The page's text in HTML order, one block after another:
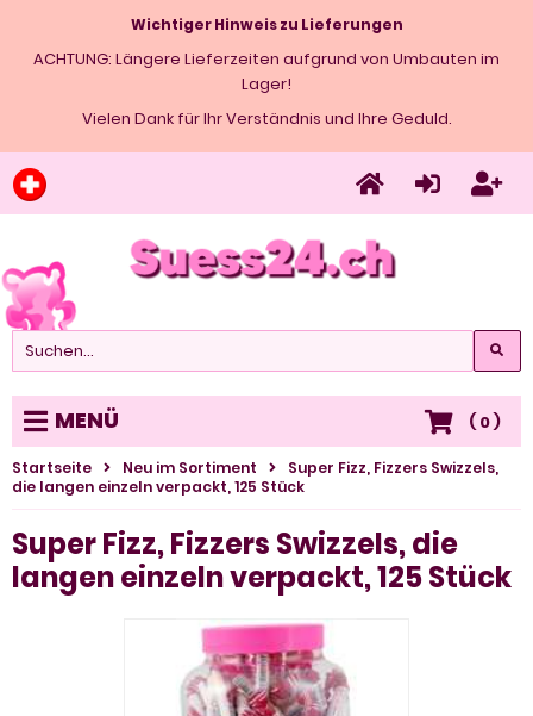
Wichtiger Hinweis zu Lieferungen
ACHTUNG: Längere Lieferzeiten aufgrund von Umbauten im
Lager!
Vielen Dank für Ihr Verständnis und Ihre Geduld.
MENÜ ( 0)
Startseite Neu im Sortiment
Super Fizz, Fizzers Swizzels,
die langen einzeln verpackt, 125 Stück
Super Fizz, Fizzers Swizzels, die
langen einzeln verpackt, 125 Stück